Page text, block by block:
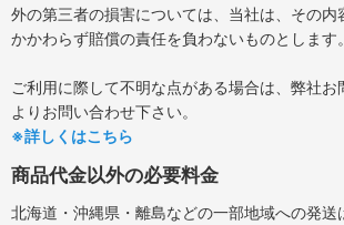
外の第三者の損害については、当社は、その
かかわらず賠償の責任を負わないものとします。
ご利用に際して不明な点がある場合は、弊社お
よりお問い合わせ下さい。
※詳しくはこちら
商品代金以外の必要料金
北海道・沖縄県・離島などの一部地域への発送